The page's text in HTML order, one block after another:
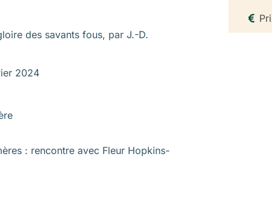
des savants fous, par J.-D.
2024
: rencontre avec Fleur Hopkins-